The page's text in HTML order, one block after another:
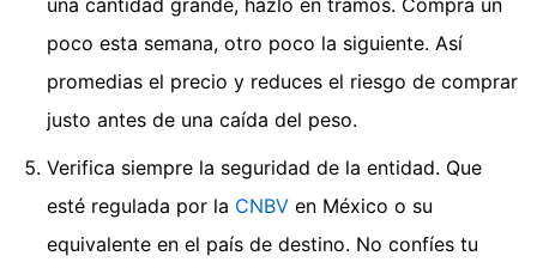
poco esta semana, otro poco la siguiente. Así
promedias el precio y reduces el riesgo de comprar
justo antes de una caída del peso.
Verifica siempre la seguridad de la entidad. Que
esté regulada por la CNBV en México o su
equivalente en el país de destino. No confíes tu